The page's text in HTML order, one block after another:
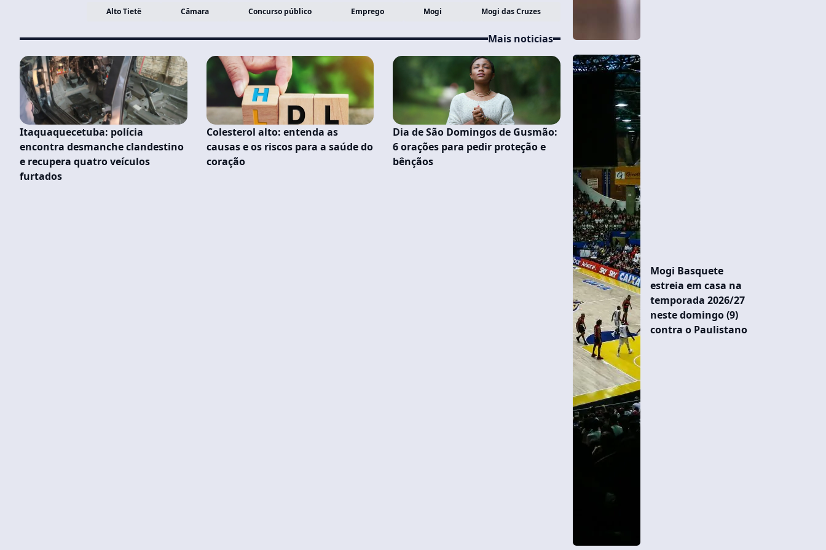
Alto Tietë Câmara Concurso público Emprego Mogi Mogi das Cruzes
Mais noticias
Itaquaquecetuba: polícia
encontra desmanche clandestino
e recupera quatro veículos
furtados
Colesterol alto: entenda as
causas e os riscos para a saúde do
coração
Dia de São Domingos de Gusmão:
6 orações para pedir proteção e
bênçãos
Mogi Basquete
estreia em casa na
temporada 2026/27
neste domingo (9)
contra o Paulistano